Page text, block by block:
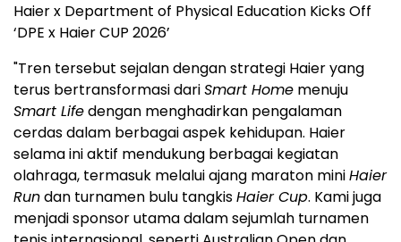
Haier x Department of Physical Education Kicks Off
‘DPE x Haier CUP 2026’
"Tren tersebut sejalan dengan strategi Haier yang
terus bertransformasi dariSmart Home menuju
Smart Lifedengan menghadirkan pengalaman
cerdas dalam berbagai aspek kehidupan. Haier
selama ini aktif mendukung berbagai kegiatan
olahraga, termasuk melalui ajang maraton miniHaier
Rundan turnamen bulu tangkisHaier Cup. Kami juga
menjadi sponsor utama dalam sejumlah turnamen